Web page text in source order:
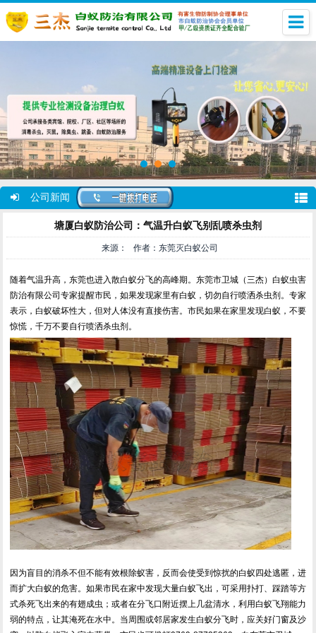
公司新闻
塘厦白蚁防治公司：气温升白蚁飞别乱喷杀虫剂
来源： 作者：东莞灭白蚁公司
随着气温升高，东莞也进入散白蚁分飞的高峰期。东莞市卫城（三杰）白蚁虫害
防治有限公司专家提醒市民，如果发现家里有白蚁，切勿自行喷洒杀虫剂。专家
表示，白蚁破坏性大，但对人体没有直接伤害。市民如果在家里发现白蚁，不要
惊慌，千万不要自行喷洒杀虫剂。
因为盲目的消杀不但不能有效根除蚁害，反而会使受到惊扰的白蚁四处逃匿，进
而扩大白蚁的危害。如果市民在家中发现大量白蚁飞出，可采用扑打、踩踏等方
式杀死飞出来的有翅成虫；或者在分飞口附近摆上几盆清水，利用白蚁飞翔能力
弱的特点，让其淹死在水中。当周围或邻居家发生白蚁分飞时，应关好门窗及沙